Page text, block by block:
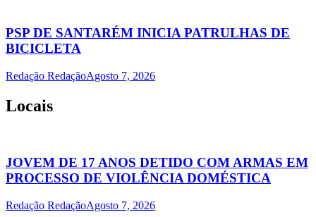
PSP DE SANTARÉM INICIA PATRULHAS DE
BICICLETA
Redação RedaçãoAgosto 7, 2026
Locais
JOVEM DE 17 ANOS DETIDO COM ARMAS EM
PROCESSO DE VIOLÊNCIA DOMÉSTICA
Redação RedaçãoAgosto 7, 2026